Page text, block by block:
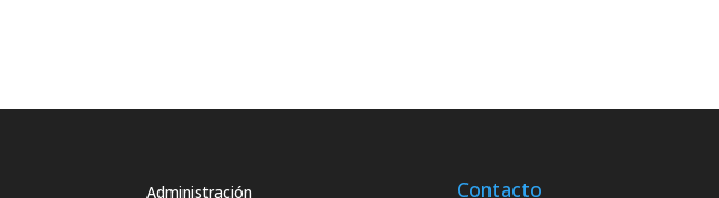
Administración Contacto